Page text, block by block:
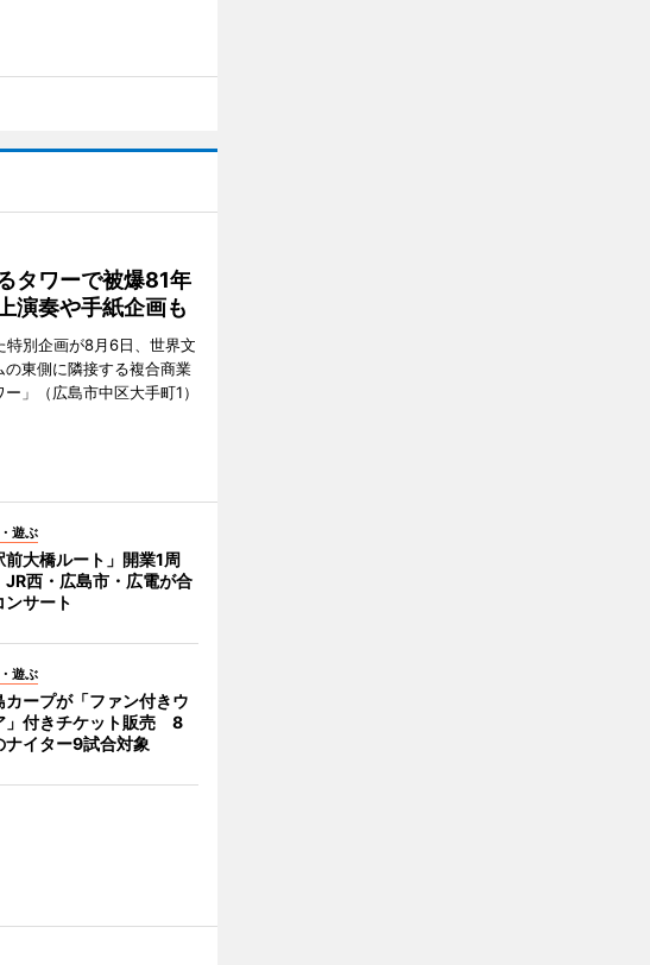
タワーで被爆81年
奏や手紙企画も
特別企画が8月6日、世界文
東側に隣接する複合商業
」（広島市中区大手町1）
遊ぶ
前大橋ルート」開業1周
西・広島市・広電が合
ンサート
遊ぶ
カープが「ファン付きウ
」付きチケット販売 8
ナイター9試合対象